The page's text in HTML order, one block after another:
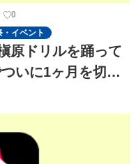
0
・イベント
原ドリルを踊って